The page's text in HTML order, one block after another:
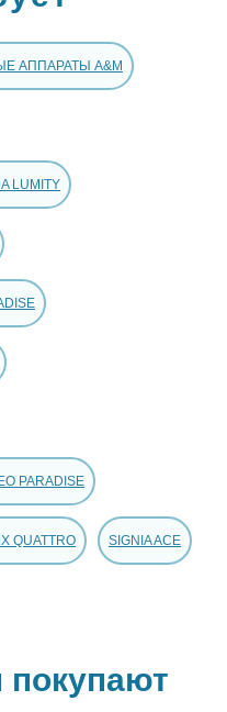
АППАРАТЫ A&M
LUMITY
PARADISE
QUATTRO SIGNIA ACE
покупают